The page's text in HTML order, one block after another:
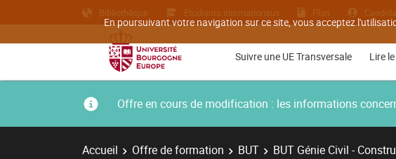
En poursuivant votre navigation sur ce site, vous acceptez
Bibliothèque Etudiants internationaux Plan
Suivre une UE Transversale Lire
Offre en cours de modification : les informations
Accueil Offre de formation BUT BUT Génie Civil -